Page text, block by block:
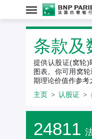
条款及
提供认股证(窝轮)
图表。你可用窝
期理论价值作参考
主页
认股证
24811